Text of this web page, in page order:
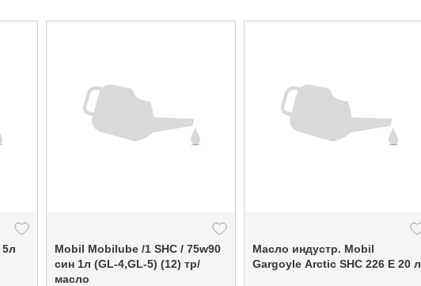
Mobil Mobilube /1 SHC / 75w90
син 1л (GL-4,GL-5) (12) тр/
масло
Масло индустр. Mobil
Gargoyle Arctic SHC 226 E 20 л